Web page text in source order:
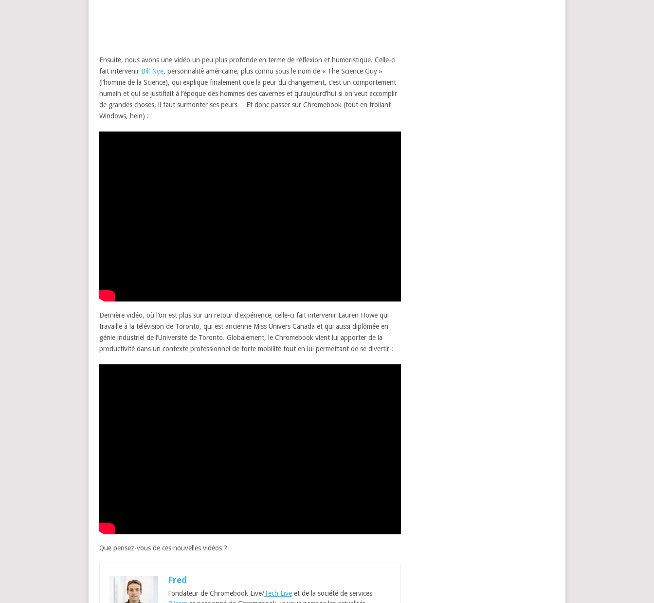
Ensuite, nous avons une vidéo un peu plus profonde en terme de réflexion et humoristique. Celle-ci
fait intervenir Bill Nye, personnalité américaine, plus connu sous le nom de « The Science Guy »
(l’homme de la Science), qui explique finalement que la peur du changement, c’est un comportement
humain et qui se justifiait à l’époque des hommes des cavernes et qu’aujourd’hui si on veut accomplir
de grandes choses, il faut surmonter ses peurs… Et donc passer sur Chromebook (tout en trollant
Windows, hein) :
Dernière vidéo, où l’on est plus sur un retour d’expérience, celle-ci fait intervenir Lauren Howe qui
travaille à la télévision de Toronto, qui est ancienne Miss Univers Canada et qui aussi diplômée en
génie industriel de l’Université de Toronto. Globalement, le Chromebook vient lui apporter de la
productivité dans un contexte professionnel de forte mobilité tout en lui permettant de se divertir :
Que pensez-vous de ces nouvelles vidéos ?
Fred
Fondateur de Chromebook Live/Tech Liveet de la société de services